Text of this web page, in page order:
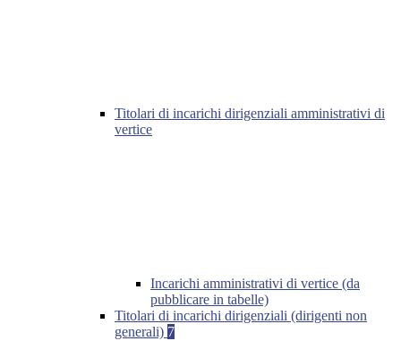
Titolari di incarichi dirigenziali amministrativi di
vertice
Incarichi amministrativi di vertice (da
pubblicare in tabelle)
Titolari di incarichi dirigenziali (dirigenti non
generali) 7